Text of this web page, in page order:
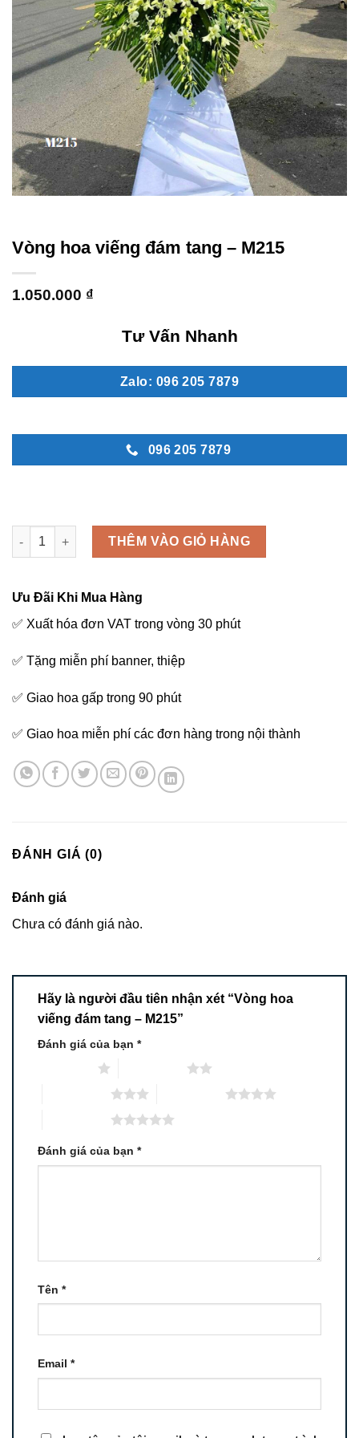
Vòng hoa viếng đám tang – M215
1.050.000 ₫
Tư Vấn Nhanh
Zalo: 096 205 7879
096 205 7879
Vòng hoa viếng đám tang - M215 số lượng
THÊM VÀO GIỎ HÀNG
Ưu Đãi Khi Mua Hàng
✅ Xuất hóa đơn VAT trong vòng 30 phút
✅ Tặng miễn phí banner, thiệp
✅ Giao hoa gấp trong 90 phút
✅ Giao hoa miễn phí các đơn hàng trong nội thành
ĐÁNH GIÁ (0)
Đánh giá
Chưa có đánh giá nào.
Hãy là người đầu tiên nhận xét “Vòng hoa
viếng đám tang – M215”
Đánh giá của bạn *
Đánh giá của bạn *
Tên *
Email *